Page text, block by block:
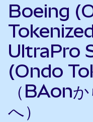
Boeing
UltraPro
(Ondo
（BAon
へ）